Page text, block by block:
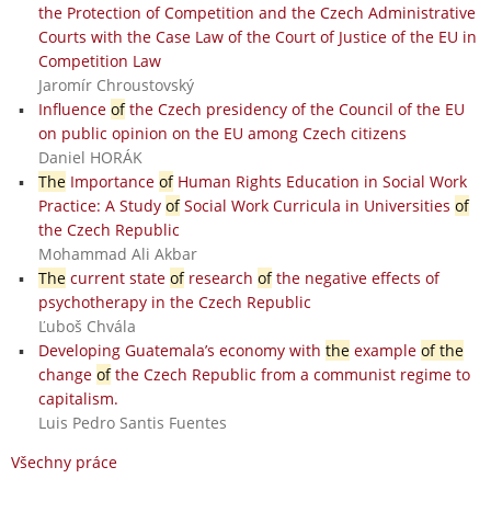
the Protection of Competition and the Czech Administrative
Courts with the Case Law of the Court of Justice of the EU in
Competition Law
Jaromír Chroustovský
Influence ofthe Czech presidency of the Council of the EU
on public opinion on the EU among Czech citizens
Daniel HORÁK
TheImportance ofHuman Rights Education in Social Work
Practice: A Study ofSocial Work Curricula in Universities of
the Czech Republic
Mohammad Ali Akbar
Thecurrent state ofresearch ofthe negative effects of
psychotherapy in the Czech Republic
Ľuboš Chvála
Developing Guatemala’s economy with theexample of the
change ofthe Czech Republic from a communist regime to
capitalism.
Luis Pedro Santis Fuentes
Všechny práce